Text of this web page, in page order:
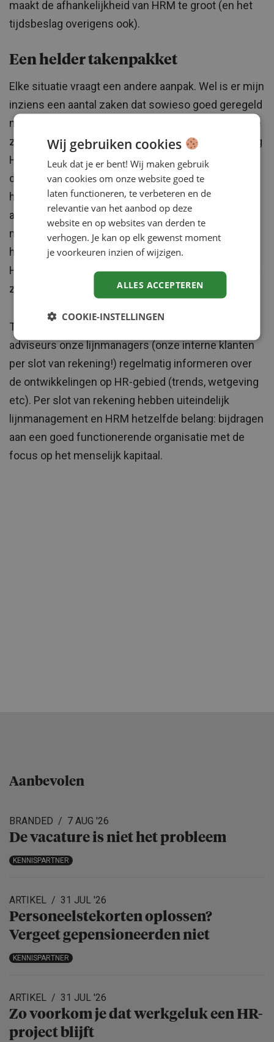
maakt de afhankelijkheid van HRM te groot (en het
tijdsbeslag overigens ook).
Een helder takenpakket
Elke situatie vraagt een andere aanpak. Wel is er mijn
inziens een aantal zaken dat sowieso goed geregeld
moet zijn. Allereerst dient in de organisatie helder te
zijn wat het lijnmanagement doet en wat de afdeling
HRM doet. Dit wordt idealiter vastgelegd in een
dienstverleningsovereenkomst. Groot voordeel
hiervan is dat de dienstverlening van HRM niet
afhankelijk is van het onderhandelen tussen
manager en HRM. Vervolgens is het belangrijk om
het management ook goed te scholen op diverse
HR-terreinen. Dit kan overigens ook prima maatwerk
zijn door de eigen HRM-adviseurs.
Tot slot is het noodzakelijk dat wij als HRM-
adviseurs onze lijnmanagers (onze interne klanten
per slot van rekening!) regelmatig informeren over
de ontwikkelingen op HR-gebied (trends, wetgeving
etc). Per slot van rekening hebben uiteindelijk
lijnmanagement en HRM hetzelfde belang: bijdragen
aan een goed functionerende organisatie met de
focus op het menselijk kapitaal.
Aanbevolen
BRANDED 7 AUG '26
De vacature is niet het probleem
KENNISPARTNER
ARTIKEL 31 JUL '26
Personeels­te­korten oplossen?
Vergeet gepensio­neerden niet
KENNISPARTNER
ARTIKEL 31 JUL '26
Zo voorkom je dat werkgeluk een HR-
project blijft
Wij gebruiken cookies
Leuk dat je er bent! Wij maken gebruik
van cookies om onze website goed te
laten functioneren, te verbeteren en de
relevantie van het aanbod op deze
website en op websites van derden te
verhogen. Je kan op elk gewenst moment
je voorkeuren inzien of wijzigen.
ALLES ACCEPTEREN
COOKIE-INSTELLINGEN